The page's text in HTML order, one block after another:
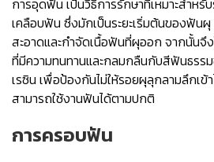
การอุดฟัน เป็นวิธีการรักษาที่เหมาะสำห
เคลือบฟัน ซึ่งมักเป็นระยะเริ่มต้นของฟัน
สะอาดและกำจัดเนื้อฟันที่ผุออก จากนั้
ที่มีความทนทานและกลมกลืนกับสีฟันธรร
เรซิน เพื่อป้องกันไม่ให้รอยผุลุกลามลึกเข้
สามารถใช้งานฟันได้ตามปกติ
การครอบฟัน